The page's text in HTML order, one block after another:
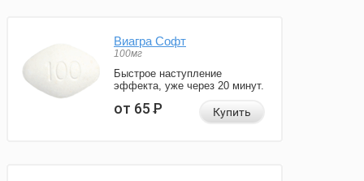
Виагра Софт
100мг
Быстрое наступление
эффекта, уже через 20 минут.
от 65Р Купить